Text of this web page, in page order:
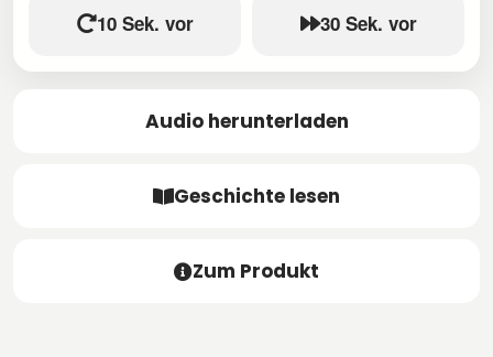
10 Sek. vor 30 Sek. vor
Audio herunterladen
Geschichte lesen
Zum Produkt